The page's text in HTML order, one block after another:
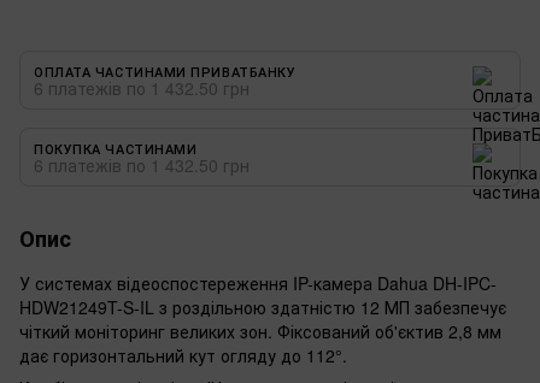
ОПЛАТА ЧАСТИНАМИ ПРИВАТБАНКУ
6 платежів по 1 432.50 грн
ПОКУПКА ЧАСТИНАМИ
6 платежів по 1 432.50 грн
Опис
У системах відеоспостереження IP-камера Dahua DH-IPC-
HDW21249T-S-IL з роздільною здатністю 12 МП забезпечує
чіткий моніторинг великих зон. Фіксований об'єктив 2,8 мм
дає горизонтальний кут огляду до 112°.